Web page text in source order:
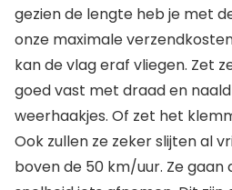
gezien de lengte heb je met
onze maximale
kan de vlag eraf vliegen. Zet
goed vast met draad en
weerhaakjes. Of zet het
Ook zullen ze zeker slijten al
boven de 50 km/uur. Ze gaan